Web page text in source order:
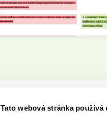
Tato webová stránka používá